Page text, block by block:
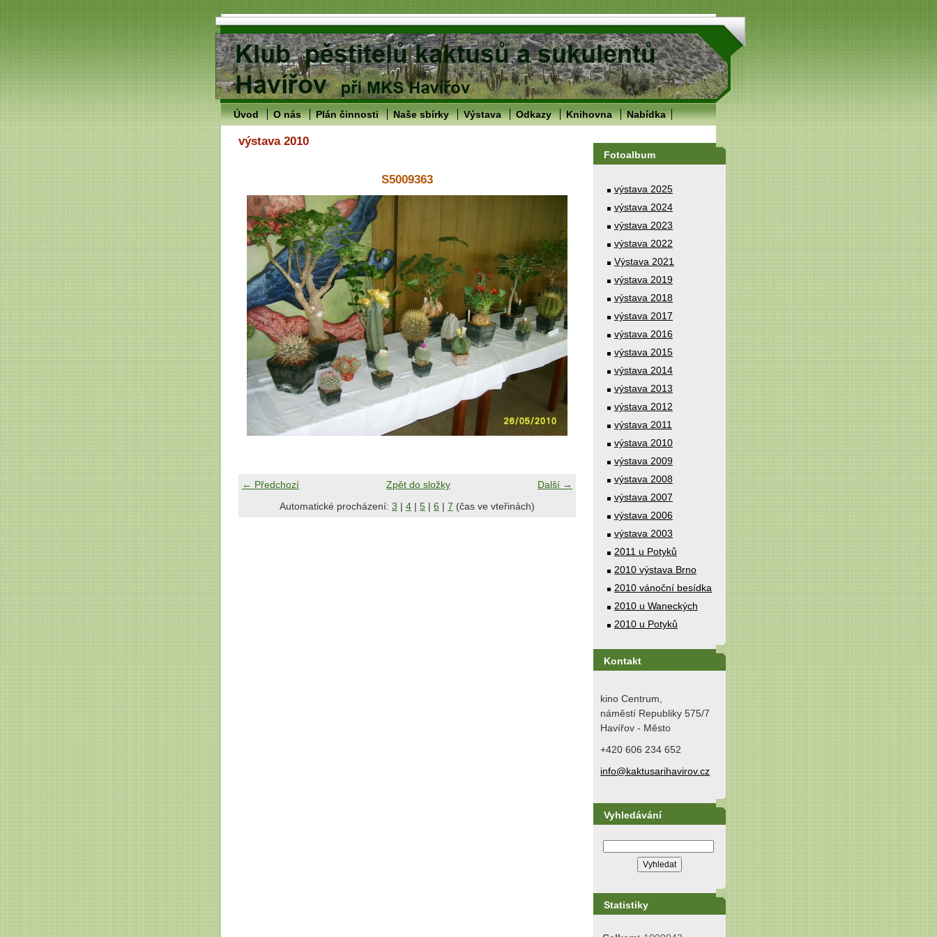
Úvod O nás Plán činnosti Naše sbírky Výstava Odkazy Knihovna Nabídka
výstava 2010
S5009363
← Předchozí Další →
Zpět do složky
Automatické procházení: 3 | 4 | 5 | 6 | 7 (čas ve vteřinách)
Fotoalbum
výstava 2025
výstava 2024
výstava 2023
výstava 2022
Výstava 2021
výstava 2019
výstava 2018
výstava 2017
výstava 2016
výstava 2015
výstava 2014
výstava 2013
výstava 2012
výstava 2011
výstava 2010
výstava 2009
výstava 2008
výstava 2007
výstava 2006
výstava 2003
2011 u Potyků
2010 výstava Brno
2010 vánoční besídka
2010 u Waneckých
2010 u Potyků
Kontakt
kino Centrum,
náměstí Republiky 575/7
Havířov - Město
+420 606 234 652
info@kaktusarihavirov.cz
Vyhledávání
Statistiky